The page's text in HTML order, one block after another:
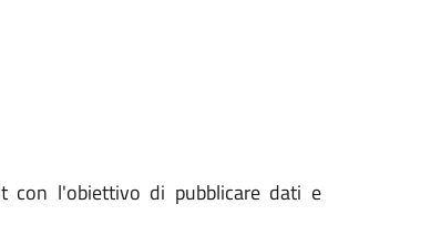
con l'obiettivo di pubblicare dati e